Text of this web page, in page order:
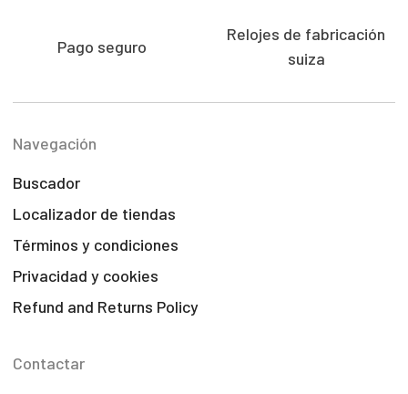
Pago seguro
Relojes de fabricación
suiza
Navegación
Buscador
Localizador de tiendas
Términos y condiciones
Privacidad y cookies
Refund and Returns Policy
Contactar